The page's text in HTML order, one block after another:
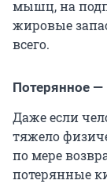
мышц, на
жировые
всего.
Потерянное —
Даже если
тяжело
по мере
потерянные